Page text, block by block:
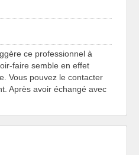
ce professionnel à
faire semble en effet
Vous pouvez le contacter
Après avoir échangé avec